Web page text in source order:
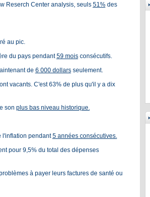
Reserch Center analysis, seuls 51%des
au pic.
du pays pendant59 moisconsécutifs.
de 6 000 dollarsseulement.
vacants. C'est 63% de plus qu'il y a dix
son plus bas niveau historique.
l'inflation pendant5 années consécutives.
pour 9,5% du total des dépenses
à payer leurs factures de santé ou